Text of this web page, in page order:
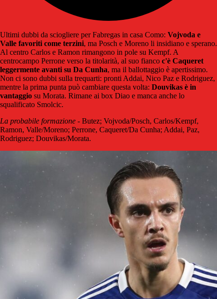
Ultimi dubbi da sciogliere per Fabregas in casa Como: Vojvoda e
Valle favoriti come terzini, ma Posch e Moreno li insidiano e sperano.
Al centro Carlos e Ramon rimangono in pole su Kempf. A
centrocampo Perrone verso la titolarità, al suo fianco c'è Caqueret
leggermente avanti su Da Cunha, ma il ballottaggio è apertissimo.
Non ci sono dubbi sulla trequarti: pronti Addai, Nico Paz e Rodriguez,
mentre la prima punta può cambiare questa volta: Douvikas è in
vantaggio su Morata. Rimane ai box Diao e manca anche lo
squalificato Smolcic.
La probabile formazione - Butez; Vojvoda/Posch, Carlos/Kempf,
Ramon, Valle/Moreno; Perrone, Caqueret/Da Cunha; Addai, Paz,
Rodriguez; Douvikas/Morata.